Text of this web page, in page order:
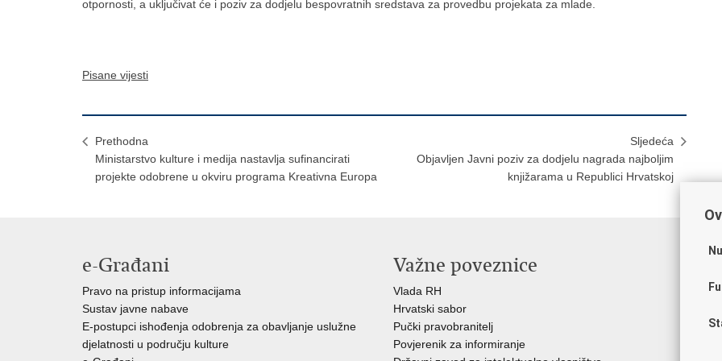
otpornosti, a uključivat će i poziv za dodjelu bespovratnih sredstava za provedbu projekata za mlade.
Pisane vijesti
Prethodna
Ministarstvo kulture i medija nastavlja sufinancirati
projekte odobrene u okviru programa Kreativna Europa
Sljedeća
Objavljen Javni poziv za dodjelu nagrada najboljim
knjižarama u Republici Hrvatskoj
e-Građani
Pravo na pristup informacijama
Sustav javne nabave
E-postupci ishođenja odobrenja za obavljanje uslužne
djelatnosti u području kulture
Važne poveznice
Vlada RH
Hrvatski sabor
Pučki pravobranitelj
Povjerenik za informiranje